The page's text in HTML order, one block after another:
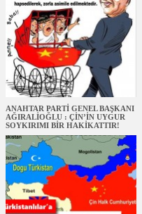
ANAHTAR PARTİ GENEL BAŞKANI
AĞIRALİOĞLU : ÇİN’İN UYGUR
SOYKIRIMI BİR HAKİKATTIR!